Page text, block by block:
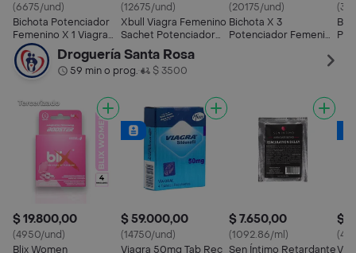
(6675/und)
Bichota Potenciador
Femenino X 1 Viagra
Sube Líbido Mujer
Guaraná, Noni, Maca,
Damiana, L-arginina.
(12675/und)
Xbull Viagra Femenino
Sachet Potenciador
Sexual Mujeres Líbido
Orgasmo Garantizado
Energizante Damas
(20175/und)
Bichota X 3
Potenciador Femenino
Droguería Santa Rosa
59 min o prog.• $ 3500
$ 19.800,00
(4950/und)
Blix Women
$ 59.000,00
(14750/und)
Viagra 50mg Tab Rec
$ 7.650,00
(1092.86/ml)
Sen Íntimo Retardante
$